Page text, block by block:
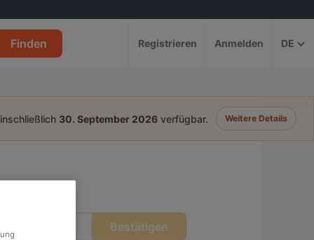
Finden Registrieren Anmelden DE
30. September 2026 verfügbar. Weitere Details
Bestätigen